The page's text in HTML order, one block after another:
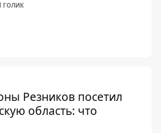
ГОЛИК
Резников посетил
область: что